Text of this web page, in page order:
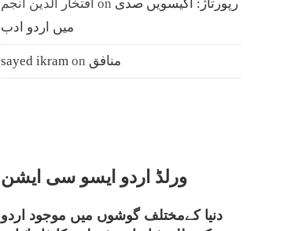
افتخار الدین انجم on رپورتاژ: اکیسویں صدی
میں اردو ادب
sayed ikram on منافق
ورلڈ اردو ایسو سی ایشن
دنیا کےمختلف گوشوں میں موجود اردو